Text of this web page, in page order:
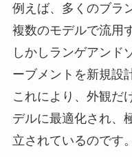
例えば、多くのブラ
複数のモデルで流用
しかしランゲアンド
ーブメントを新規設
これにより、外観だ
デルに最適化され、
立されているのです。